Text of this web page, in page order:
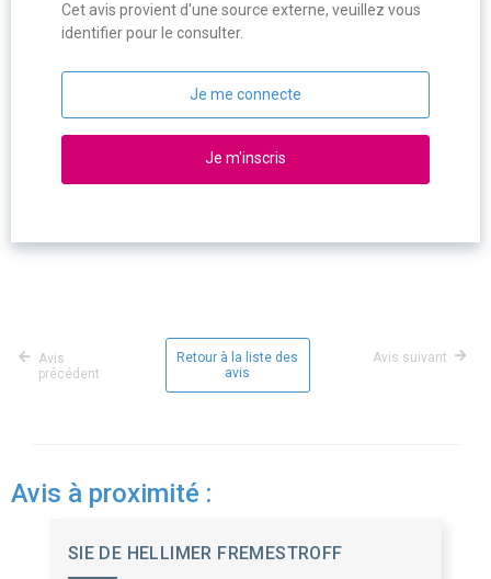
Cet avis provient d'une source externe, veuillez vous
identifier pour le consulter.
Je me connecte
Je m'inscris
Avis
précédent
Retour à la liste des
avis
Avis suivant
Avis à proximité :
SIE DE HELLIMER FREMESTROFF